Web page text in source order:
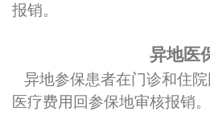
报销。
异地医
异地参保患者在门诊和住
医疗费用回参保地审核报销。